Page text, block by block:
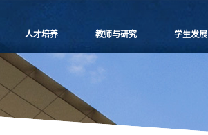
人才培养
本科生教学
博士生教学
硕士生教学
MBA
教师与研究
人事专栏
学生发展